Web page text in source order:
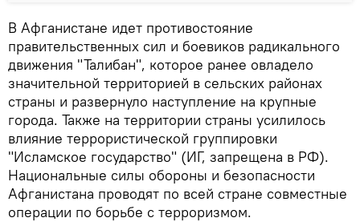
В Афганистане идет противостояние
правительственных сил и боевиков радикального
движения "Талибан", которое ранее овладело
значительной территорией в сельских районах
страны и развернуло наступление на крупные
города. Также на территории страны усилилось
влияние террористической группировки
"Исламское государство" (ИГ, запрещена в РФ).
Национальные силы обороны и безопасности
Афганистана проводят по всей стране совместные
операции по борьбе с терроризмом.